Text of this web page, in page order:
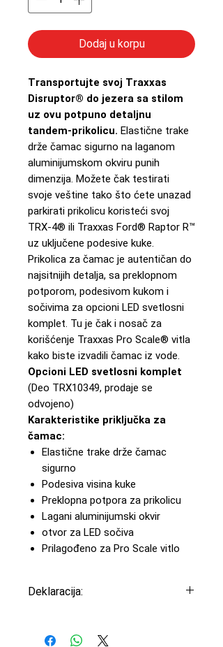
Dodaj u korpu
Transportujte svoj Traxxas
Disruptor® do jezera sa stilom
uz ovu potpuno detaljnu
tandem-prikolicu. Elastične trake
drže čamac sigurno na laganom
aluminijumskom okviru punih
dimenzija. Možete čak testirati
svoje veštine tako što ćete unazad
parkirati prikolicu koristeći svoj
TRX-4® ili Traxxas Ford® Raptor R™
uz uključene podesive kuke.
Prikolica za čamac je autentičan do
najsitnijih detalja, sa preklopnom
potporom, podesivom kukom i
sočivima za opcioni LED svetlosni
komplet. Tu je čak i nosač za
korišćenje Traxxas Pro Scale® vitla
kako biste izvadili čamac iz vode.
Opcioni LED svetlosni komplet
(Deo TRX10349, prodaje se
odvojeno)
Karakteristike priključka za
čamac:
Elastične trake drže čamac
sigurno
Podesiva visina kuke
Preklopna potpora za prikolicu
Lagani aluminijumski okvir
otvor za LED sočiva
Prilagođeno za Pro Scale vitlo
Deklaracija:
d.o.o